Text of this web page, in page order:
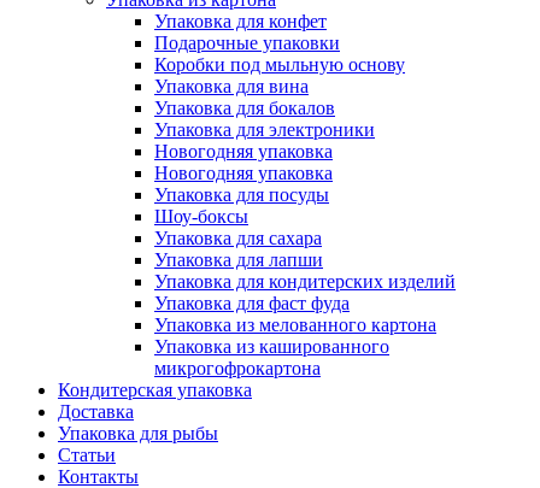
Упаковка для конфет
Подарочные упаковки
Коробки под мыльную основу
Упаковка для вина
Упаковка для бокалов
Упаковка для электроники
Новогодняя упаковка
Новогодняя упаковка
Упаковка для посуды
Шоу-боксы
Упаковка для сахара
Упаковка для лапши
Упаковка для кондитерских изделий
Упаковка для фаст фуда
Упаковка из мелованного картона
Упаковка из кашированного
микрогофрокартона
Кондитерская упаковка
Доставка
Упаковка для рыбы
Статьи
Контакты